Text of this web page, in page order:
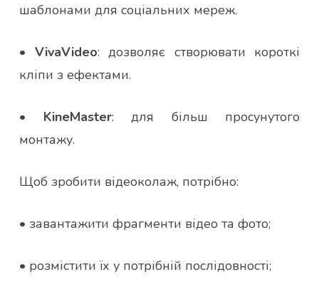
шаблонами для соціальних мереж.
• VivaVideo: дозволяє створювати короткі
кліпи з ефектами.
• KineMaster: для більш просунутого
монтажу.
Щоб зробити відеоколаж, потрібно:
• завантажити фрагменти відео та фото;
• розмістити їх у потрібній послідовності;